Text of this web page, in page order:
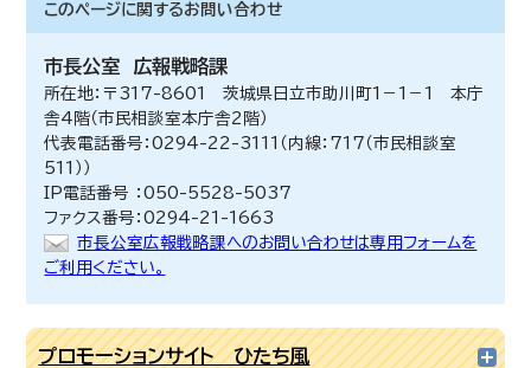
このページに関するお問い合わせ
市長公室 広報戦略課
所在地：〒317-8601 茨城県日立市助川町1－1－1 本庁
舎4階（市民相談室本庁舎2階）
代表電話番号：0294-22-3111（内線：717（市民相談室
511））
IP電話番号 ：050-5528-5037
ファクス番号：0294-21-1663
市長公室広報戦略課へのお問い合わせは専用フォームを
ご利用ください。
プロモーションサイト ひたち風